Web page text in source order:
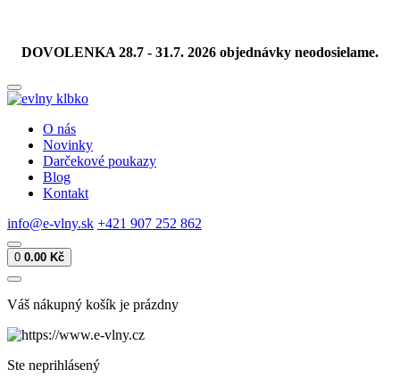
DOVOLENKA 28.7 - 31.7. 2026 objednávky neodosielame.
O nás
Novinky
Darčekové poukazy
Blog
Kontakt
info@e-vlny.sk +421 907 252 862
0 0.00 Kč
Váš nákupný košík je prázdny
Ste neprihlásený